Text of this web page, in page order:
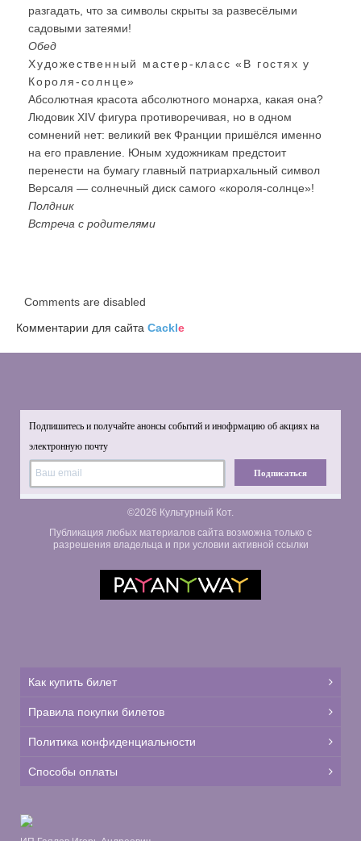
разгадать, что за символы скрыты за развесёлыми
садовыми затеями!
Обед
Художественный мастер-класс «В гостях у
Короля-солнце»
Абсолютная красота абсолютного монарха, какая она?
Людовик XIV фигура противоречивая, но в одном
сомнений нет: великий век Франции пришёлся именно
на его правление. Юным художникам предстоит
перенести на бумагу главный патриархальный символ
Версаля — солнечный диск самого «короля-солнце»!
Полдник
Встреча с родителями
Comments are disabled
Комментарии для сайта Cackle
Подпишитесь и получайте анонсы событий и инофрмацию об акциях на
электронную почту
Подписаться
©2026 Культурный Кот.
Публикация любых материалов сайта возможна только с
разрешения владельца и при условии активной ссылки
Как купить билет
Правила покупки билетов
Политика конфиденциальности
Способы оплаты